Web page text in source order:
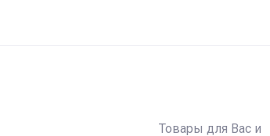
Товары для Вас и